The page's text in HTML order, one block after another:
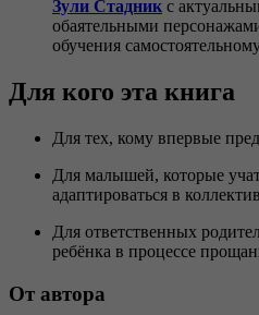
Зули Стадник с
обаятельными
обучения
Для кого эта книга
Для тех, кому впервые
Для малышей, которые
адаптироваться в
Для ответственных
ребёнка в процессе
От автора